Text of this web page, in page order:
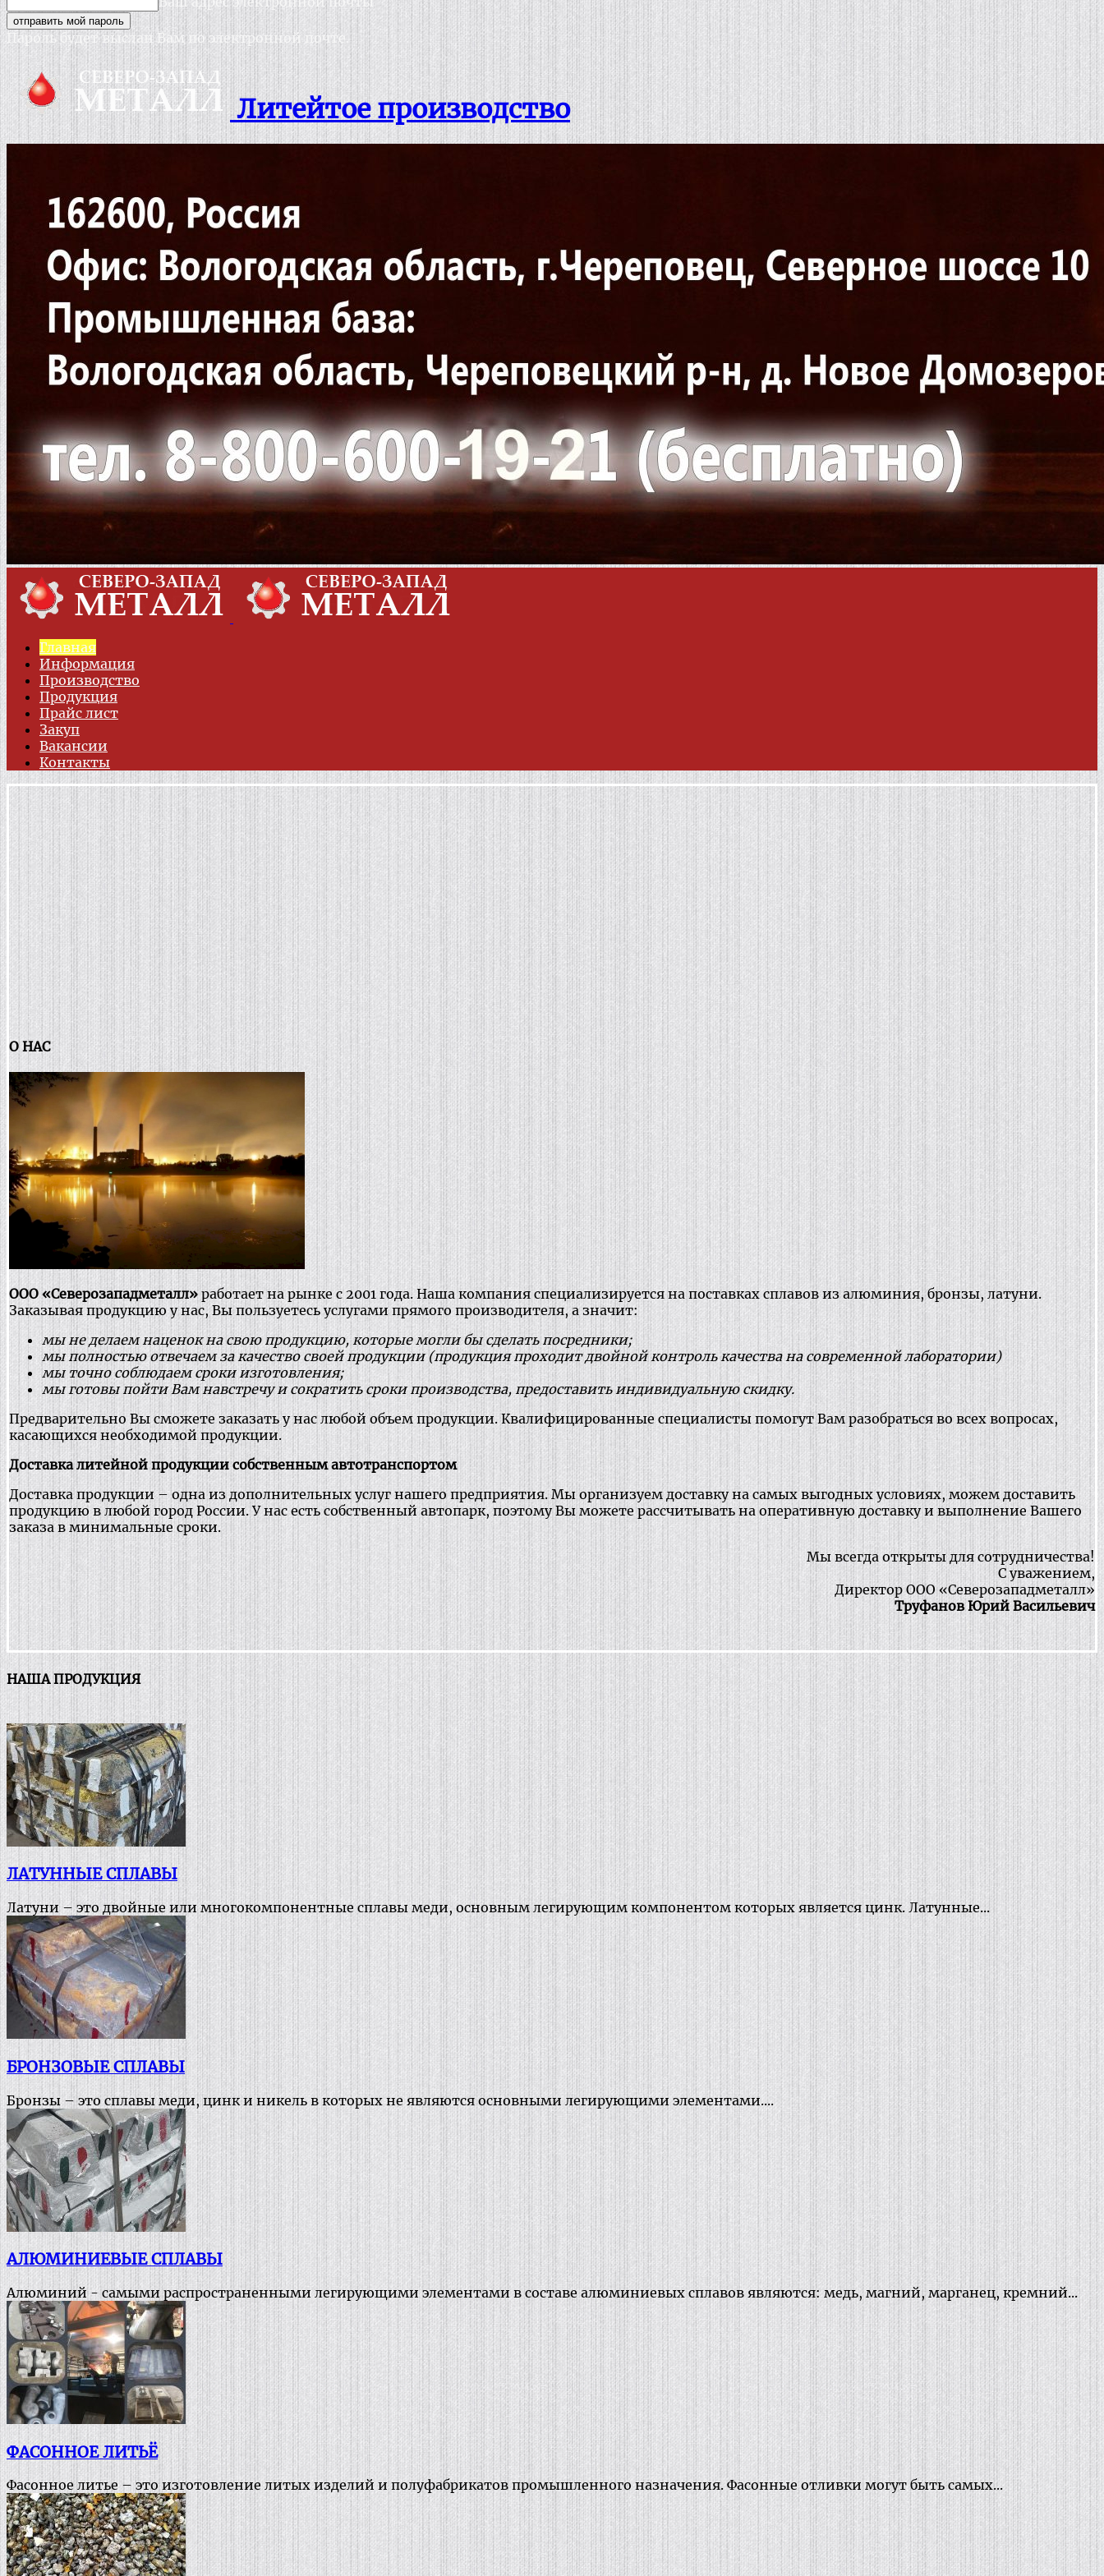
Пароль будет выслан Вам по электронной почте.
Литейтое производство
Главная
Информация
Производство
Продукция
Прайс лист
Закуп
Вакансии
Контакты
О НАС
ООО «Северозападметалл» работает на рынке с 2001 года. Наша компания специализируется на поставках сплавов из алюминия, бронзы, латуни.
Заказывая продукцию у нас, Вы пользуетесь услугами прямого производителя, а значит:
мы не делаем наценок на свою продукцию, которые могли бы сделать посредники;
мы полностью отвечаем за качество своей продукции (продукция проходит двойной контроль качества на современной лаборатории)
мы точно соблюдаем сроки изготовления;
мы готовы пойти Вам навстречу и сократить сроки производства, предоставить индивидуальную скидку.
Предварительно Вы сможете заказать у нас любой объем продукции. Квалифицированные специалисты помогут Вам разобраться во всех вопросах,
касающихся необходимой продукции.
Доставка литейной продукции собственным автотранспортом
Доставка продукции – одна из дополнительных услуг нашего предприятия. Мы организуем доставку на самых выгодных условиях, можем доставить
продукцию в любой город России. У нас есть собственный автопарк, поэтому Вы можете рассчитывать на оперативную доставку и выполнение Вашего
заказа в минимальные сроки.
Мы всегда открыты для сотрудничества!
С уважением,
Директор ООО «Северозападметалл»
Труфанов Юрий Васильевич
НАША ПРОДУКЦИЯ
ЛАТУННЫЕ СПЛАВЫ
Латуни – это двойные или многокомпонентные сплавы меди, основным легирующим компонентом которых является цинк. Латунные...
БРОНЗОВЫЕ СПЛАВЫ
Бронзы – это сплавы меди, цинк и никель в которых не являются основными легирующими элементами....
АЛЮМИНИЕВЫЕ СПЛАВЫ
Алюминий - самыми распространенными легирующими элементами в составе алюминиевых сплавов являются: медь, магний, марганец, кремний...
ФАСОННОЕ ЛИТЬЁ
Фасонное литье – это изготовление литых изделий и полуфабрикатов промышленного назначения. Фасонные отливки могут быть самых...